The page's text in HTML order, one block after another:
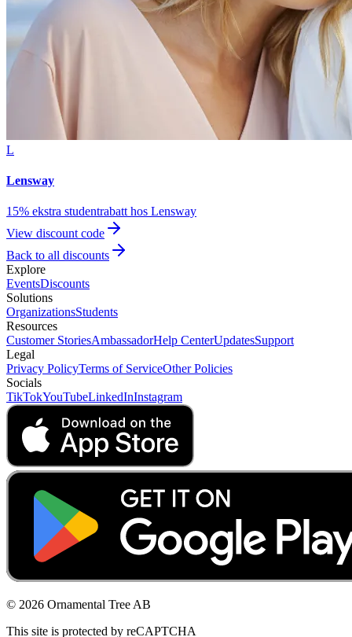
L
Lensway
15% ekstra studentrabatt hos Lensway
View discount code
Back to all discounts
Explore
EventsDiscounts
Solutions
OrganizationsStudents
Resources
Customer StoriesAmbassadorHelp CenterUpdatesSupport
Legal
Privacy PolicyTerms of ServiceOther Policies
Socials
TikTokYouTubeLinkedInInstagram
© 2026 Ornamental Tree AB
This site is protected by reCAPTCHA